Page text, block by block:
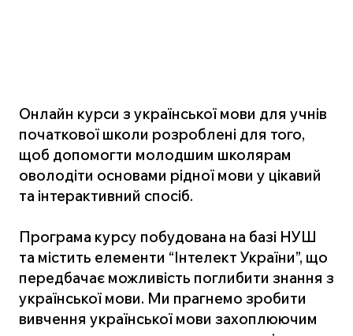
Онлайн курси з української мови для учнів
початкової школи розроблені для того,
щоб допомогти молодшим школярам
оволодіти основами рідної мови у цікавий
та інтерактивний спосіб.
Програма курсу побудована на базі НУШ
та містить елементи “Інтелект України”, що
передбачає можливість поглибити знання з
української мови. Ми прагнемо зробити
вивчення української мови захоплюючим